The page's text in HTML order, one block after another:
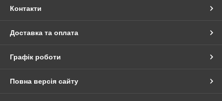
Контакти
Доставка та оплата
Графік роботи
Повна версія сайту